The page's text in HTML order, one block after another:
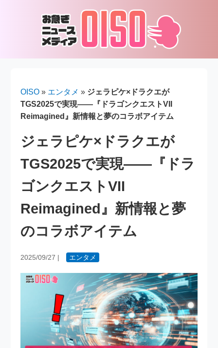
OISO » エンタメ » ジェラピケ×ドラクエが
TGS2025で実現――『ドラゴンクエストVII
Reimagined』新情報と夢のコラボアイテム
ジェラピケ×ドラクエが
TGS2025で実現――『ドラ
ゴンクエストVII
Reimagined』新情報と夢
のコラボアイテム
2025/09/27 | エンタメ